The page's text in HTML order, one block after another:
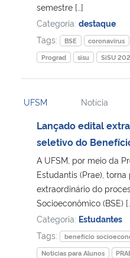
semestre […]
Categoria: destaque
Tags:
BSE coronavírus
Prograd
sisu SiSU
UFSM Notícia
Lançado edital
seletivo do
A UFSM, por meio da
Estudantis (Prae),
extraordinário do
Socioeconômico (BSE)
Categoria: Estudantes
Tags:
benefício
Notícias para Alunos